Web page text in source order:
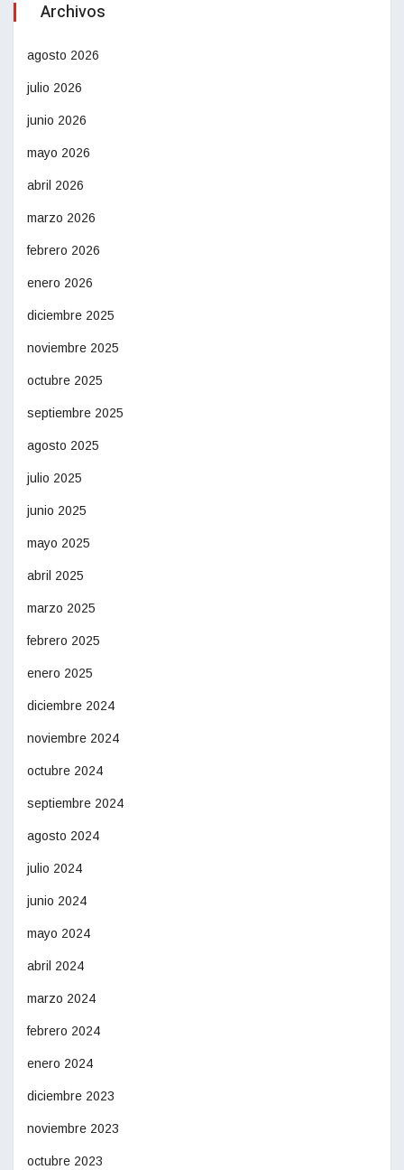
Archivos
agosto 2026
julio 2026
junio 2026
mayo 2026
abril 2026
marzo 2026
febrero 2026
enero 2026
diciembre 2025
noviembre 2025
octubre 2025
septiembre 2025
agosto 2025
julio 2025
junio 2025
mayo 2025
abril 2025
marzo 2025
febrero 2025
enero 2025
diciembre 2024
noviembre 2024
octubre 2024
septiembre 2024
agosto 2024
julio 2024
junio 2024
mayo 2024
abril 2024
marzo 2024
febrero 2024
enero 2024
diciembre 2023
noviembre 2023
octubre 2023